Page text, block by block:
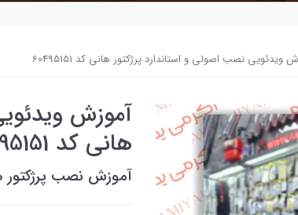
ویدئویی نصب اصولی و استاندارد پرژکتور هانی کد 60495151
آموزش
هانی کد 60495151
آموزش نصب پرژکتور